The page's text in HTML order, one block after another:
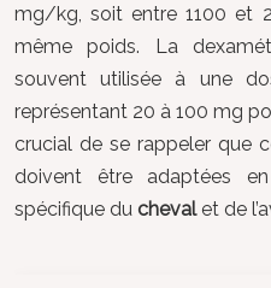
mg/kg, soit entre 1100 et
même poids. La
souvent utilisée à une
représentant 20 à 100 mg
crucial de se rappeler que
doivent être adaptées
spécifique du chevalet de